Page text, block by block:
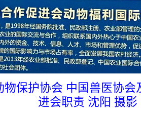
物保护协会 中国兽医协
进会职责 沈阳 摄影